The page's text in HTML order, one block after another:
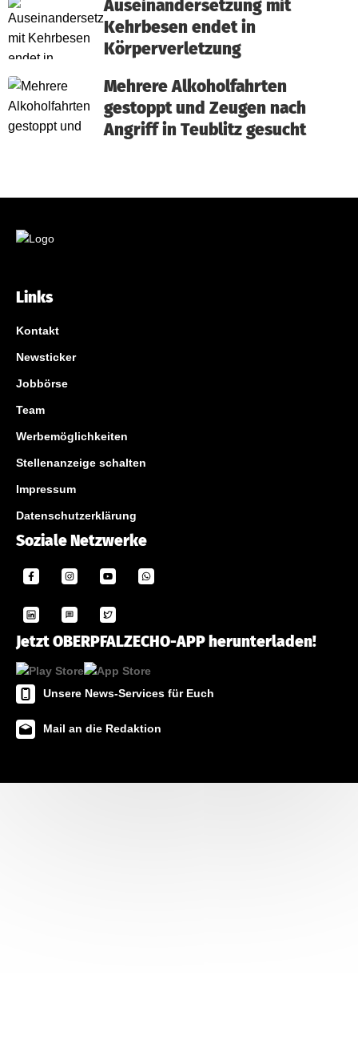
Auseinandersetzung mit
Kehrbesen endet in
Körperverletzung
Mehrere Alkoholfahrten
gestoppt und Zeugen nach
Angriff in Teublitz gesucht
Links
Kontakt
Newsticker
Jobbörse
Team
Werbemöglichkeiten
Stellenanzeige schalten
Impressum
Datenschutzerklärung
Soziale Netzwerke
Jetzt OBERPFALZECHO-APP herunterladen!
Unsere News-Services für Euch
Mail an die Redaktion